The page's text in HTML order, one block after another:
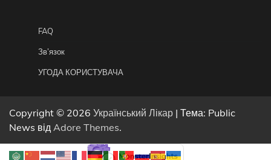
FAQ
Зв’язок
УГОДА КОРИСТУВАЧА
Copyright © 2026 Український Лікар | Тема: Public
News від Adore Themes.